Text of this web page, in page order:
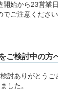
開始から23営業
ご注意ください
ご検討中の方
討ありがとうご
した。